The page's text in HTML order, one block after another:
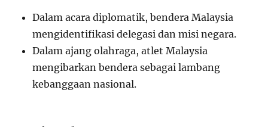
Dalam acara diplomatik, bendera Malaysia
mengidentifikasi delegasi dan misi negara.
Dalam ajang olahraga, atlet Malaysia
mengibarkan bendera sebagai lambang
kebanggaan nasional.